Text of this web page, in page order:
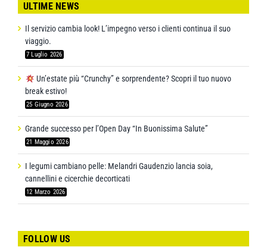
ULTIME NEWS
Il servizio cambia look! L’impegno verso i clienti continua il suo
viaggio.
7 Luglio 2026
Un’estate più “Crunchy” e sorprendente? Scopri il tuo nuovo
break estivo!
25 Giugno 2026
Grande successo per l’Open Day “In Buonissima Salute”
21 Maggio 2026
I legumi cambiano pelle: Melandri Gaudenzio lancia soia,
cannellini e cicerchie decorticati
12 Marzo 2026
FOLLOW US